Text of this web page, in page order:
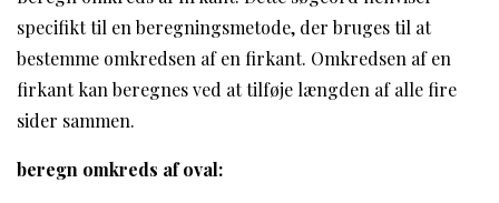
specifikt til en beregningsmetode, der bruges til at
bestemme omkredsen af en firkant. Omkredsen af en
firkant kan beregnes ved at tilføje længden af alle fire
sider sammen.
beregn omkreds af oval: